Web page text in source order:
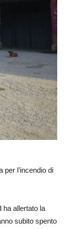
per l’incendio di
ha allertato la
subito spento